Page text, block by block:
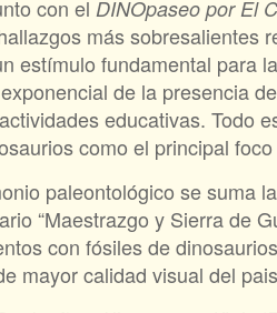
con el DINOpaseo por El
más sobresalientes
estímulo fundamental para
de la presencia
educativas. Todo
como el principal
paleontológico se suma
“Maestrazgo y Sierra de
con fósiles de
mayor calidad visual del